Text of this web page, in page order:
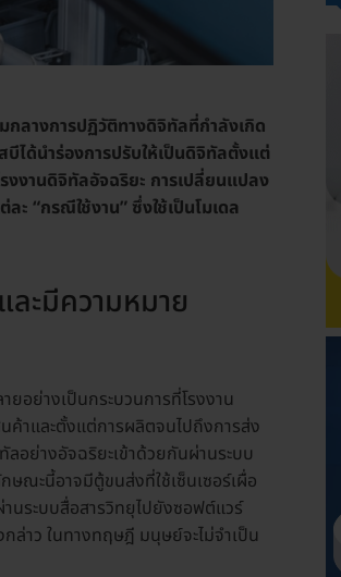
ลางการปฏิวัติทางดิจิทัลที่กำลังเกิด
ได้นำร่องการปรับให้เป็นดิจิทัลตั้งแต่
งงานดิจิทัลอัจฉริยะ การเปลี่ยนแปลง
ะ “กรณีใช้งาน” ซึ่งใช้เป็นโมเดล
ละมีความหมาย
ยอย่างเป็นกระบวนการที่โรงงาน
ค้าและตั้งแต่การผลิตจนไปถึงการส่ง
อย่างอัจฉริยะเข้าด้วยกันผ่านระบบ
ษณะนี้อาจมีตู้ขนส่งที่ใช้เซ็นเซอร์เผื่อ
นระบบสื่อสารวิทยุไปยังซอฟต์แวร์
ล่าว ในทางทฤษฎี มนุษย์จะไม่จำเป็น